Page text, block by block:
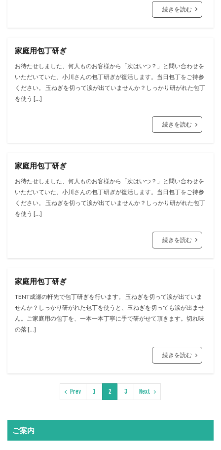
続きを読む
家庭用包丁研ぎ
お待たせしました、何人ものお客様から「次はいつ？」と問い合わせを
いただいていた、小川さんの包丁研ぎが復活します。当日包丁をご持参
ください。 玉ねぎを切って涙が出ていませんか？しっかり研がれた包丁
を使う […]
続きを読む
家庭用包丁研ぎ
お待たせしました、何人ものお客様から「次はいつ？」と問い合わせを
いただいていた、小川さんの包丁研ぎが復活します。当日包丁をご持参
ください。 玉ねぎを切って涙が出ていませんか？しっかり研がれた包丁
を使う […]
続きを読む
家庭用包丁研ぎ
TENT成瀬の軒先で包丁研ぎを行います。 玉ねぎを切って涙が出ていま
せんか？しっかり研がれた包丁を使うと、玉ねぎを切っても涙が出ませ
ん。ご家庭用の包丁を、一本一本丁寧に手で研がせて頂きます。切れ味
の落 […]
続きを読む
Prev 1 2 3 Next
ご案内